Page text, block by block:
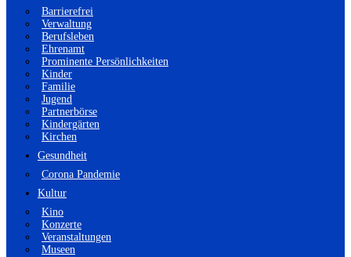
Barrierefrei
Verwaltung
Berufsleben
Ehrenamt
Prominente Persönlichkeiten
Kinder
Familie
Jugend
Partnerbörse
Kindergärten
Kirchen
Gesundheit
Corona Pandemie
Kultur
Kino
Konzerte
Veranstaltungen
Museen